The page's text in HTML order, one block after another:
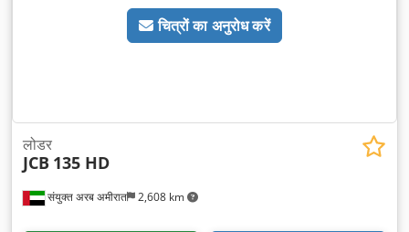
चित्रों का अनुरोध करें
संयुक्त अरब अमीरात 2,608 km
लोडर
JCB 135 HD